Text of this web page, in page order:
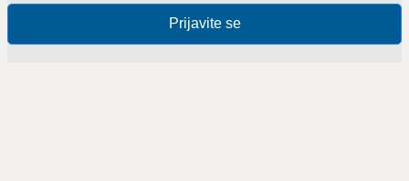
Prijavite se